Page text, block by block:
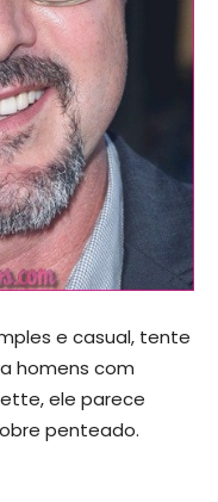
e casual, tente
homens com
ele parece
penteado.